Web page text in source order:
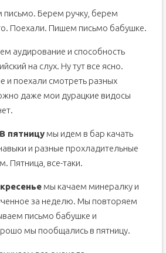
Берем ручку, берем
Поехали. Пишем письмо бабушке.
аудирование и способность
на слух. Ну тут все ясно.
и поехали смотреть разных
даже мои дурацкие видосы
В пятницумы идем в бар качать
и разные прохладительные
Пятница, все-таки.
мы качаем минералку и
за неделю. Мы повторяем
письмо бабушке и
мы пообщались в пятницу.